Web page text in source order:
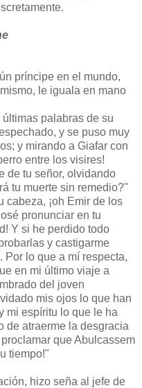
príncipe en el mundo,
le iguala en mano
palabras de su
y se puso muy
y mirando a Giafar con
entre los visires!
de tu señor, olvidando
tu muerte sin remedio?"
cabeza, ¡oh Emir de los
pronunciar en tu
Y si he perdido todo
y castigarme
Por lo que a mí respecta,
en mi último viaje a
del joven
mis ojos lo que han
mi espíritu lo que le ha
de atraerme la desgracia
que Abulcassem
tiempo!"
hizo seña al jefe de